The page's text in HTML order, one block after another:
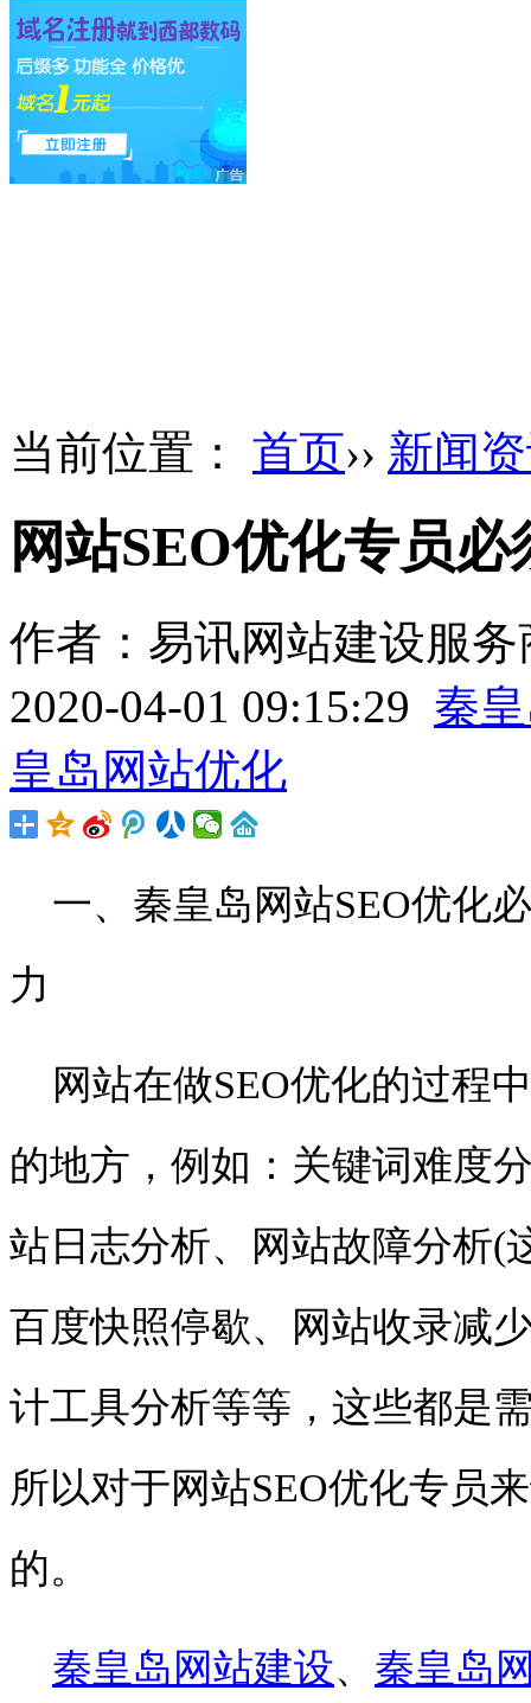
当前位置： 首页›› 新闻
网站SEO优化专员
作者：易讯网站建设服
2020-04-01 09:15:29 秦
皇岛网站优化
一、秦皇岛网站SEO优化
力
网站在做SEO优化的过程
的地方，例如：关键词难度
站日志分析、网站故障分析(
百度快照停歇、网站收录减
计工具分析等等，这些都是
所以对于网站SEO优化专员
的。
秦皇岛网站建设、 秦皇岛